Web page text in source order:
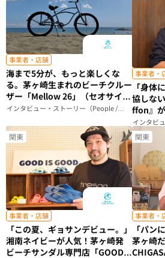
事業者・店舗
海まで5分が、もっと楽しくな
る。茅ヶ崎生まれのビーチクルー
ザー「Mellow 26」（セオサイク
ル）（神奈川県）
インタビュー・ストーリー（People /
Story）
事業者・
「身体
協しな
ffon』
フォン
県）
インタビ
Story）
関東
事業者・店舗
「この夏、ギョサンデビュー。」
湘南ネイビーが人気！茅ヶ崎発
ビーチサンダル専門店「GOOD
関東
事業者・
「パン
茅ヶ崎